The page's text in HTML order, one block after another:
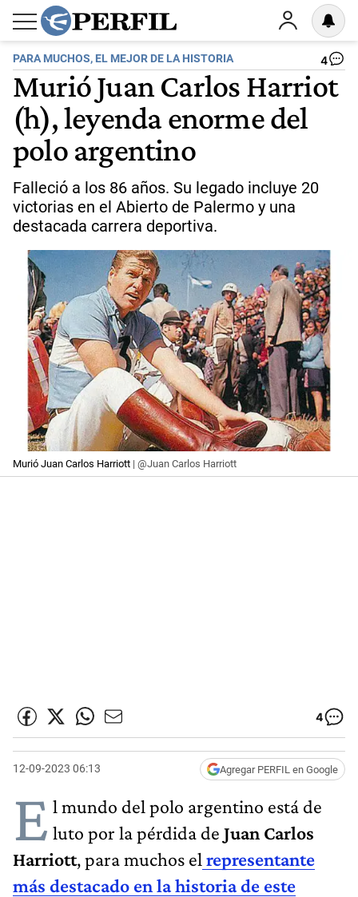
PARA MUCHOS, EL MEJOR DE LA HISTORIA 4
Murió Juan Carlos Harriot
(h), leyenda enorme del
polo argentino
Falleció a los 86 años. Su legado incluye 20
victorias en el Abierto de Palermo y una
destacada carrera deportiva.
Murió Juan Carlos Harriott | @Juan Carlos Harriott
4
12-09-2023 06:13 Agregar PERFIL en Google
E l mundo del polo argentino está de
luto por la pérdida de Juan Carlos
Harriott, para muchos el representante
más destacado en la historia de este